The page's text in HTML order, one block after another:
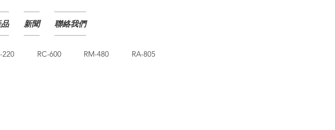
新聞 聯絡我們
220 RC-600 RM-480 RA-805